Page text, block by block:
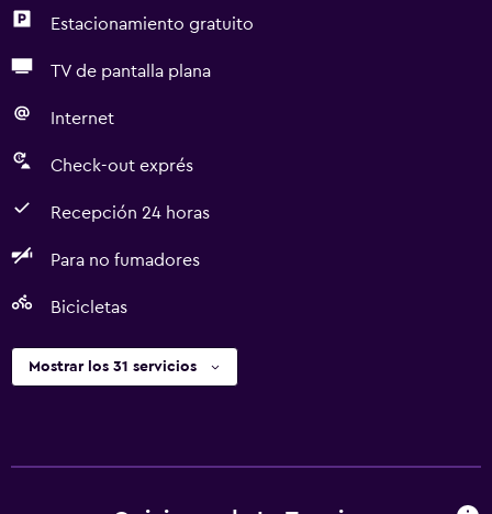
Estacionamiento gratuito
TV de pantalla plana
Internet
Check-out exprés
Recepción 24 horas
Para no fumadores
Bicicletas
Mostrar los 31 servicios